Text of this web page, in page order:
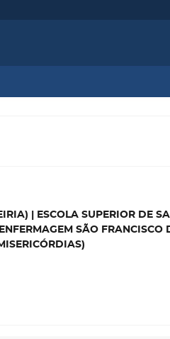
| ESCOLA SUPERIOR DE
SÃO FRANCISCO